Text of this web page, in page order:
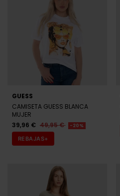
GUESS
CAMISETA GUESS BLANCA
MUJER
39,96 € 49,95 € -20%
REBAJAS+